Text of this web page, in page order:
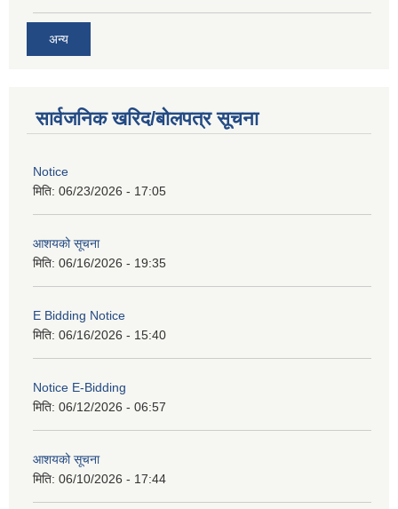
अन्य
सार्वजनिक खरिद/बोलपत्र सूचना
Notice
मिति: 06/23/2026 - 17:05
आशयको सूचना
मिति: 06/16/2026 - 19:35
E Bidding Notice
मिति: 06/16/2026 - 15:40
Notice E-Bidding
मिति: 06/12/2026 - 06:57
आशयको सूचना
मिति: 06/10/2026 - 17:44